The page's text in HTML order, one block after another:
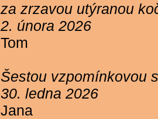
za zrzavou utýranou
2. února 2026
Tom
Šestou vzpomínkovou
30. ledna 2026
Jana